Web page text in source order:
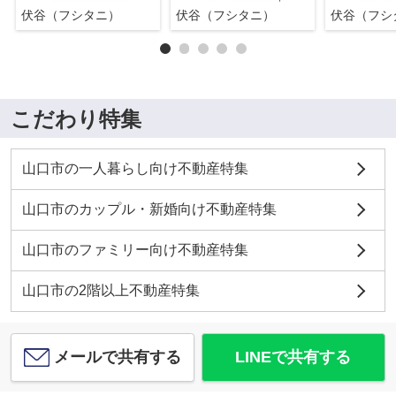
伏谷（フシタニ） 伏谷（フシタニ） 伏谷（フシ
こだわり特集
山口市の一人暮らし向け不動産特集
山口市のカップル・新婚向け不動産特集
山口市のファミリー向け不動産特集
山口市の2階以上不動産特集
メールで共有する LINEで共有する